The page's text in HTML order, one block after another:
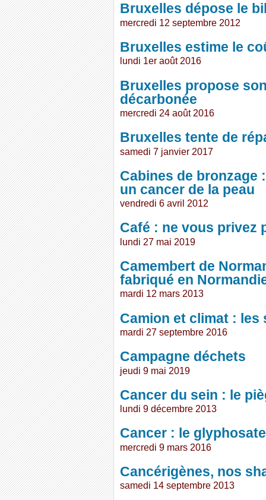
Bruxelles dépose le
mercredi 12 septembre 2012
Bruxelles estime le
lundi 1er août 2016
Bruxelles propose
décarbonée
mercredi 24 août 2016
Bruxelles tente de
samedi 7 janvier 2017
Cabines de bronzage
un cancer de la peau
vendredi 6 avril 2012
Café : ne vous privez
lundi 27 mai 2019
Camembert de
fabriqué en
mardi 12 mars 2013
Camion et climat :
mardi 27 septembre 2016
Campagne déchets
jeudi 9 mai 2019
Cancer du sein : le
lundi 9 décembre 2013
Cancer : le
mercredi 9 mars 2016
Cancérigènes, nos
samedi 14 septembre 2013